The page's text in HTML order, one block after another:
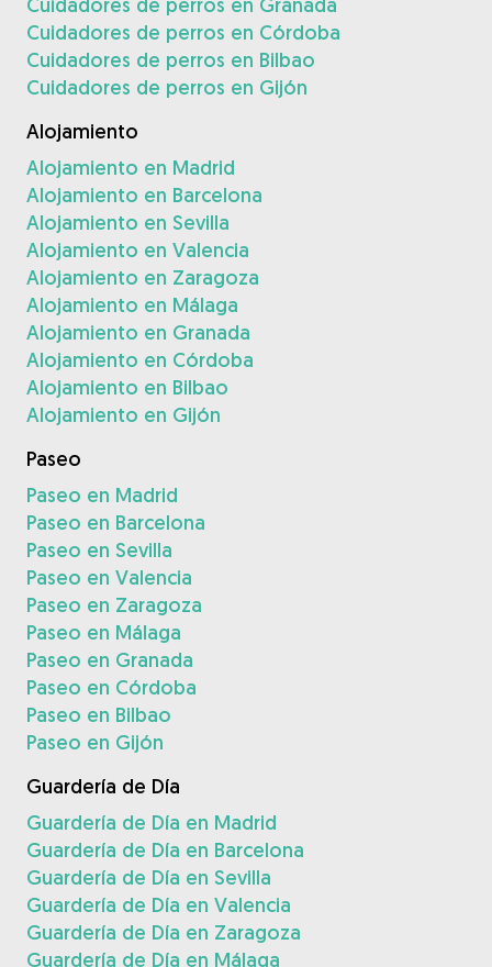
Cuidadores de perros en Córdoba
Cuidadores de perros en Bilbao
Cuidadores de perros en Gijón
Alojamiento
Alojamiento en Madrid
Alojamiento en Barcelona
Alojamiento en Sevilla
Alojamiento en Valencia
Alojamiento en Zaragoza
Alojamiento en Málaga
Alojamiento en Granada
Alojamiento en Córdoba
Alojamiento en Bilbao
Alojamiento en Gijón
Paseo
Paseo en Madrid
Paseo en Barcelona
Paseo en Sevilla
Paseo en Valencia
Paseo en Zaragoza
Paseo en Málaga
Paseo en Granada
Paseo en Córdoba
Paseo en Bilbao
Paseo en Gijón
Guardería de Día
Guardería de Día en Madrid
Guardería de Día en Barcelona
Guardería de Día en Sevilla
Guardería de Día en Valencia
Guardería de Día en Zaragoza
Guardería de Día en Málaga